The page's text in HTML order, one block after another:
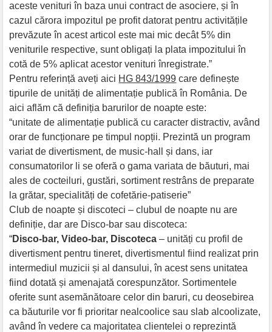
aceste venituri în baza unui contract de asociere, și în
cazul cărora impozitul pe profit datorat pentru activitățile
prevăzute în acest articol este mai mic decât 5% din
veniturile respective, sunt obligați la plata impozitului în
cotă de 5% aplicat acestor venituri înregistrate.”
Pentru referință aveți aici HG 843/1999 care definește
tipurile de unități de alimentație publică în România. De
aici aflăm că definiția barurilor de noapte este:
“unitate de alimentație publică cu caracter distractiv, având
orar de funcționare pe timpul nopții. Prezintă un program
variat de divertisment, de music-hall și dans, iar
consumatorilor li se oferă o gama variata de băuturi, mai
ales de cocteiluri, gustări, sortiment restrâns de preparate
la grătar, specialități de cofetărie-patiserie”
Club de noapte și discoteci – clubul de noapte nu are
definiție, dar are Disco-bar sau discoteca:
“Disco-bar, Video-bar, Discoteca – unități cu profil de
divertisment pentru tineret, divertismentul fiind realizat prin
intermediul muzicii și al dansului, în acest sens unitatea
fiind dotată și amenajată corespunzător. Sortimentele
oferite sunt asemănătoare celor din baruri, cu deosebirea
ca băuturile vor fi prioritar nealcoolice sau slab alcoolizate,
având în vedere ca majoritatea clientelei o reprezintă